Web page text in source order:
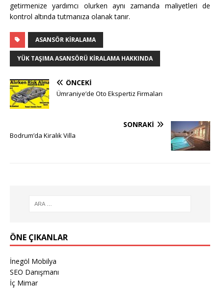
getirmenize yardımcı olurken aynı zamanda maliyetleri de
kontrol altında tutmanıza olanak tanır.
ASANSÖR KIRALAMA
YÜK TAŞIMA ASANSÖRÜ KIRALAMA HAKKINDA
ÖNCEKI
Ümraniye’de Oto Ekspertiz Firmaları
SONRAKI
Bodrum’da Kiralık Villa
ÖNE ÇIKANLAR
İnegöl Mobilya
SEO Danışmanı
İç Mimar